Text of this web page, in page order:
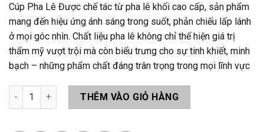
Cúp Pha Lê Được chế tác từ pha lê khối cao cấp, sản phẩm
mang đến hiệu ứng ánh sáng trong suốt, phản chiếu lấp lánh
ở mọi góc nhìn. Chất liệu pha lê không chỉ thể hiện giá trị
thẩm mỹ vượt trội mà còn biểu trưng cho sự tinh khiết, minh
bạch – những phẩm chất đáng trân trọng trong mọi lĩnh vực
Cúp Pha Lê LA14 số lượngTHÊM VÀO GIỎ HÀNG